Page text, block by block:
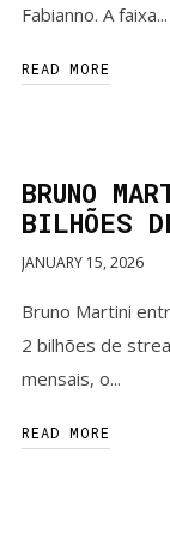
Fabianno. A faixa...
READ MORE
BRUNO
BILHÕES
JANUARY 15, 2026
Bruno Martini
2 bilhões de
mensais, o...
READ MORE